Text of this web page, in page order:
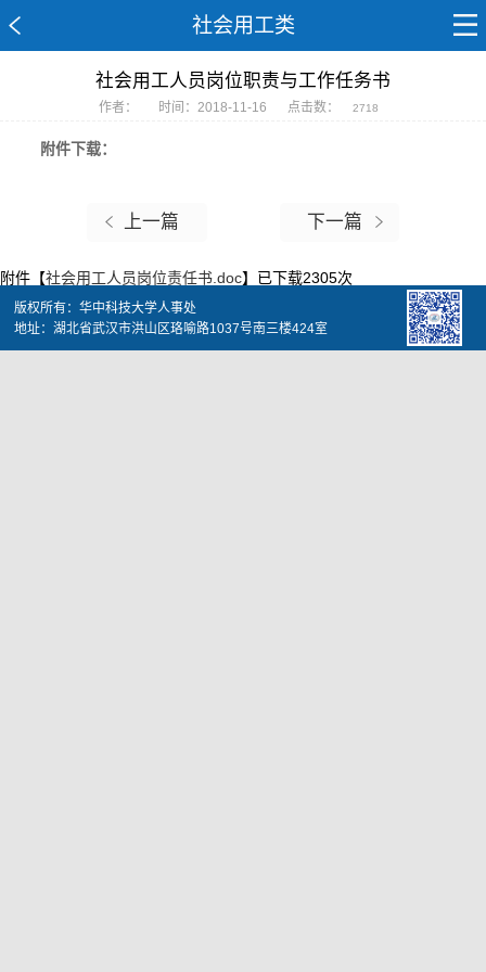
社会用工类
社会用工人员岗位职责与工作任务书
作者： 时间：2018-11-16 点击数： 2718
附件下载：
上一篇 下一篇
附件【社会用工人员岗位责任书.doc】已下载2305次
版权所有：华中科技大学人事处
地址：湖北省武汉市洪山区珞喻路1037号南三楼424室